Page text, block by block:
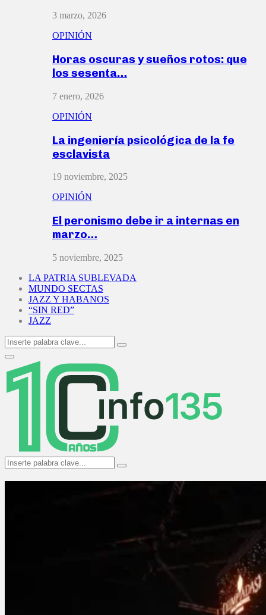
3 marzo, 2026
OPINIÓN
Horas oscuras y sueños rotos: que
los sesenta…
7 enero, 2026
OPINIÓN
La ingeniería psicológica de la fe
esclavista
19 noviembre, 2025
OPINIÓN
El peronismo debe ir a internas en
marzo…
5 noviembre, 2025
LA PATRIA SUBLEVADA
MUNDO SECTAS
JAZZ Y HABANOS
“SIN RED”
JAZZ
Search
for:
Search
Primary
Menu
Search
for:
Search